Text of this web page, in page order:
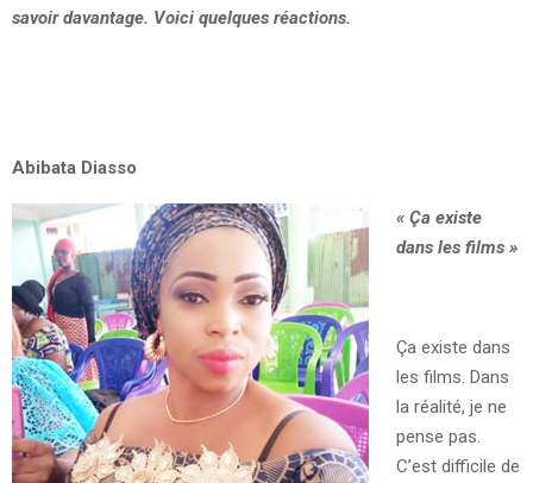
savoir davantage. Voici quelques réactions.
Abibata Diasso
« Ça existe
dans les films »
Ça existe dans
les films. Dans
la réalité, je ne
pense pas.
C’est difficile de